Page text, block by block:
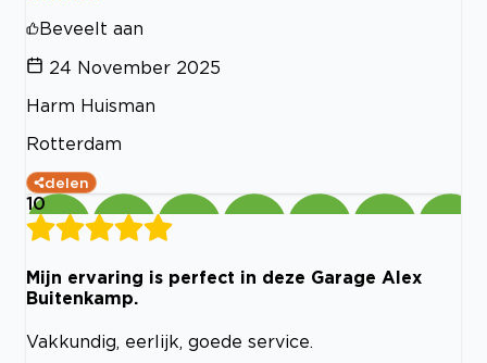
Beveelt aan
24 November 2025
Harm Huisman
Rotterdam
delen
10
Mijn ervaring is perfect in deze Garage Alex
Buitenkamp.
Vakkundig, eerlijk, goede service.